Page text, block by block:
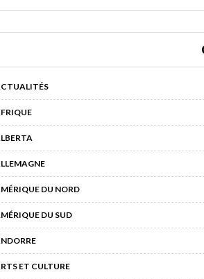
DU NORD
DU SUD
ET CULTURE